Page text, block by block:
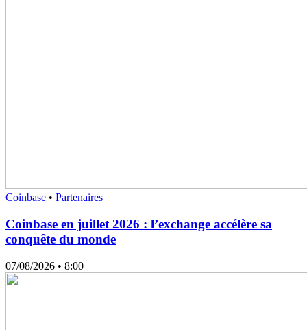
Coinbase • Partenaires
Coinbase en juillet 2026 : l’exchange accélère sa
conquête du monde
07/08/2026 • 8:00